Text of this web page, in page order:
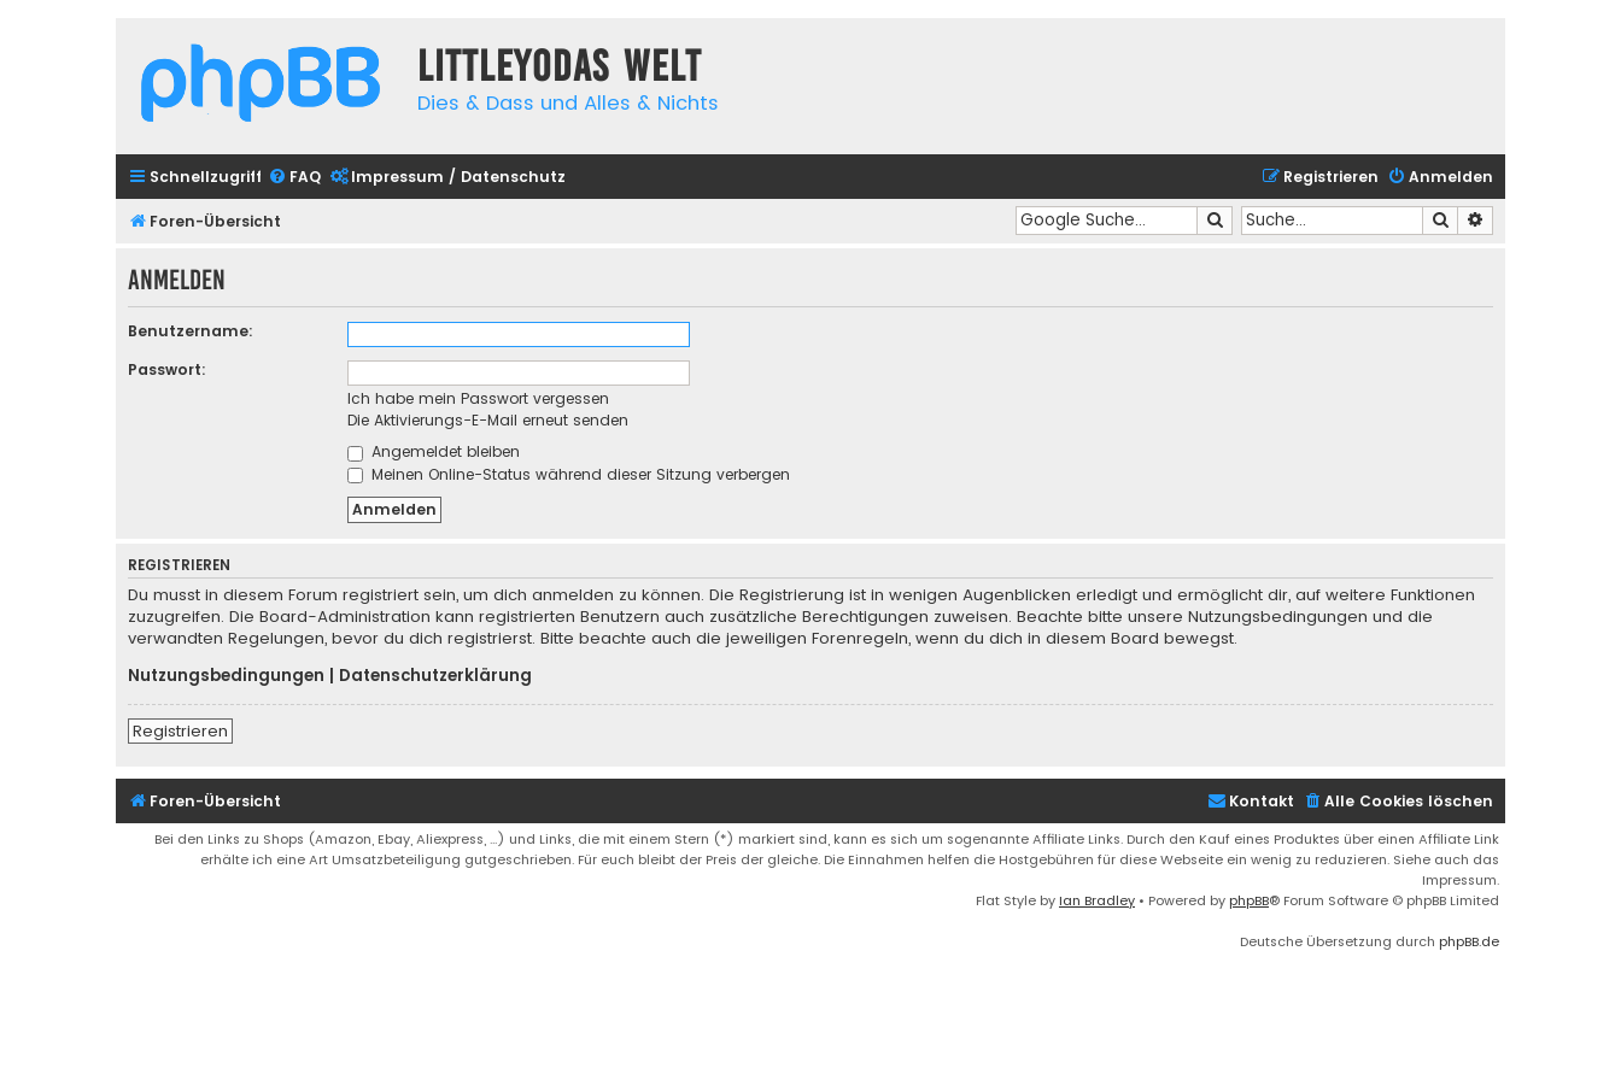
Littleyodas Welt
Dies & Dass und Alles & Nichts
Schnellzugriff FAQ Impressum / Datenschutz Anmelden
Registrieren
Foren-Übersicht Suche
Suche
Anmelden
Benutzername:
Passwort:
Ich habe mein Passwort vergessen
Die Aktivierungs-E-Mail erneut senden
Angemeldet bleiben
Meinen Online-Status während dieser Sitzung verbergen
REGISTRIEREN
Du musst in diesem Forum registriert sein, um dich anmelden zu können. Die Registrierung ist in wenigen Augenblicken erledigt und ermöglicht dir, auf weitere Funktionen
zuzugreifen. Die Board-Administration kann registrierten Benutzern auch zusätzliche Berechtigungen zuweisen. Beachte bitte unsere Nutzungsbedingungen und die
verwandten Regelungen, bevor du dich registrierst. Bitte beachte auch die jeweiligen Forenregeln, wenn du dich in diesem Board bewegst.
Nutzungsbedingungen
Datenschutzerklärung
Registrieren
Foren-Übersicht Alle Cookies löschen
Kontakt
Bei den Links zu Shops (Amazon, Ebay, Aliexpress, ...) und Links, die mit einem Stern (*) markiert sind, kann es sich um sogenannte Affiliate Links. Durch den Kauf eines Produktes über einen Affiliate Link
erhälte ich eine Art Umsatzbeteiligung gutgeschrieben. Für euch bleibt der Preis der gleiche. Die Einnahmen helfen die Hostgebühren für diese Webseite ein wenig zu reduzieren. Siehe auch das
Impressum.
Flat Style by Ian Bradley • Powered by phpBB® Forum Software © phpBB Limited
Deutsche Übersetzung durch phpBB.de